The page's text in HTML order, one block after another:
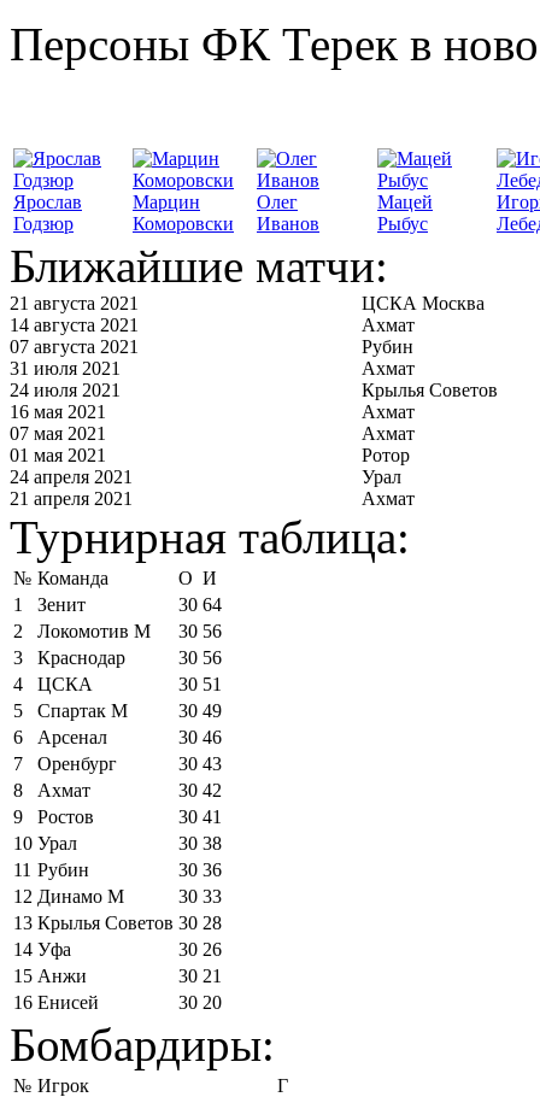
Персоны ФК Терек в
Ярослав
Годзюр
Марцин
Коморовски
Олег
Иванов
Мацей
Рыбус
Ближайшие матчи:
21 августа 2021
ЦСКА Москва
14 августа 2021
Ахмат
07 августа 2021
Рубин
31 июля 2021
Ахмат
24 июля 2021
Крылья Советов
16 мая 2021
Ахмат
07 мая 2021
Ахмат
01 мая 2021
Ротор
24 апреля 2021
Урал
21 апреля 2021
Ахмат
Турнирная таблица:
№ Команда О И
1
Зенит 30 64
2
Локомотив М 30 56
3
Краснодар 30 56
4
ЦСКА 30 51
5
Спартак М 30 49
6
Арсенал 30 46
7
Оренбург 30 43
8
Ахмат 30 42
9
Ростов 30 41
10 Урал 30 38
11 Рубин 30 36
12 Динамо М 30 33
13 Крылья Советов 30 28
14 Уфа 30 26
15 Анжи 30 21
16 Енисей 30 20
Бомбардиры:
№ Игрок
Г